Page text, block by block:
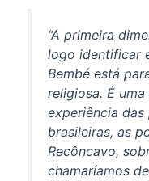
“A primeira
logo identificar
Bembé está
religiosa. É
experiência
brasileiras, as
Recôncavo,
chamaríamos